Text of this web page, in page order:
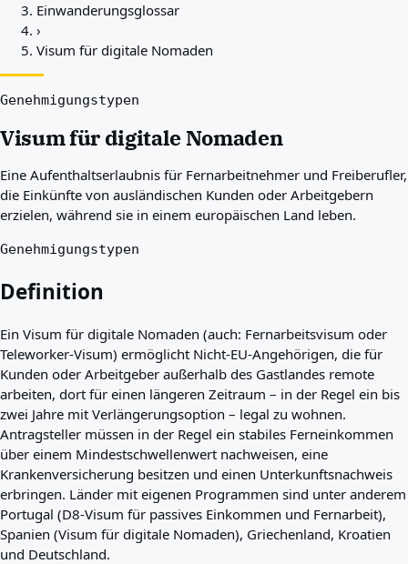
Regionen
Beste Länder für Sie
Ressourcen
Glossar
Ratgeber
Qualifikationsanerkennung
Ankunftsleitfäden
Werkzeuge
Visum-Routen-Finder
Routenschwierigkeitsgrad
Ländervergleich
Einwanderungsglossar
›
Visum für digitale Nomaden
Genehmigungstypen
Visum für digitale Nomaden
Eine Aufenthaltserlaubnis für Fernarbeitnehmer und Freiberufler,
die Einkünfte von ausländischen Kunden oder Arbeitgebern
erzielen, während sie in einem europäischen Land leben.
Genehmigungstypen
Definition
Ein Visum für digitale Nomaden (auch: Fernarbeitsvisum oder
Teleworker-Visum) ermöglicht Nicht-EU-Angehörigen, die für
Kunden oder Arbeitgeber außerhalb des Gastlandes remote
arbeiten, dort für einen längeren Zeitraum – in der Regel ein bis
zwei Jahre mit Verlängerungsoption – legal zu wohnen.
Antragsteller müssen in der Regel ein stabiles Ferneinkommen
über einem Mindestschwellenwert nachweisen, eine
Krankenversicherung besitzen und einen Unterkunftsnachweis
erbringen. Länder mit eigenen Programmen sind unter anderem
Portugal (D8-Visum für passives Einkommen und Fernarbeit),
Spanien (Visum für digitale Nomaden), Griechenland, Kroatien
und Deutschland.